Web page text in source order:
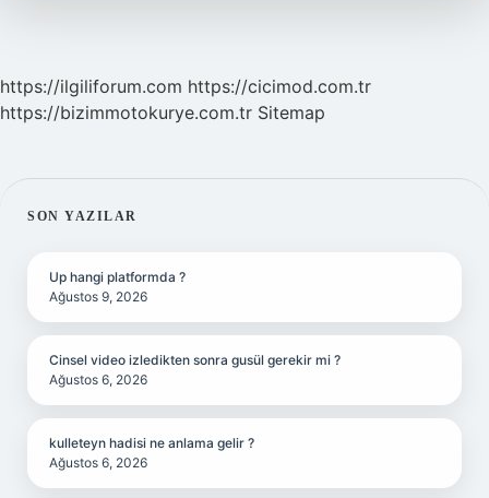
https://ilgiliforum.com https://cicimod.com.tr
https://bizimmotokurye.com.tr Sitemap
SIDEBAR
SON YAZILAR
Up hangi platformda ?
Ağustos 9, 2026
Cinsel video izledikten sonra gusül gerekir mi ?
Ağustos 6, 2026
kulleteyn hadisi ne anlama gelir ?
Ağustos 6, 2026